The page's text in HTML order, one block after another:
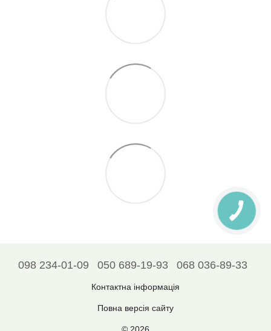
098 234-01-09 050 689-19-93 068 036-89-33
Контактна інформація
Повна версія сайту
© 2026